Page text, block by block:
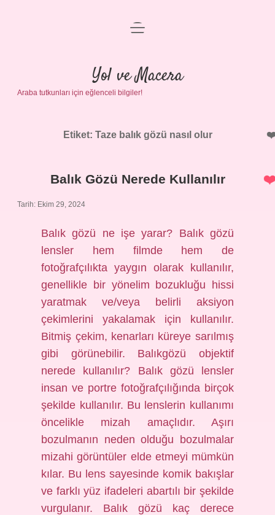
Anasayfa
Gizlilik Politikası
Yasal Uyarı
menüyü
Yol ve Macera
Araba tutkunları için eğlenceli bilgiler!
Etiket: Taze balık gözü nasıl olur
Balık Gözü Nerede Kullanılır
Tarih: Ekim 29, 2024
Balık gözü ne işe yarar? Balık gözü
lensler hem filmde hem de
fotoğrafçılıkta yaygın olarak kullanılır,
genellikle bir yönelim bozukluğu hissi
yaratmak ve/veya belirli aksiyon
çekimlerini yakalamak için kullanılır.
Bitmiş çekim, kenarları küreye sarılmış
gibi görünebilir. Balıkgözü objektif
nerede kullanılır? Balık gözü lensler
insan ve portre fotoğrafçılığında birçok
şekilde kullanılır. Bu lenslerin kullanımı
öncelikle mizah amaçlıdır. Aşırı
bozulmanın neden olduğu bozulmalar
mizahi görüntüler elde etmeyi mümkün
kılar. Bu lens sayesinde komik bakışlar
ve farklı yüz ifadeleri abartılı bir şekilde
vurgulanır. Balık gözü kaç derece